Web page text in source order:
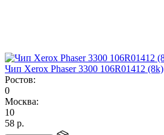
Чип Xerox Phaser 3300 106R01412 (8k)
Ростов:
0
Москва:
10
58 р.